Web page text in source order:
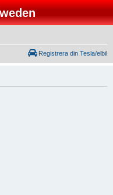
Registrera din Tesla/elbil